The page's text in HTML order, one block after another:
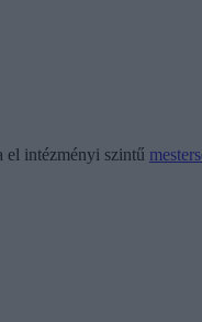
el intézményi szintű